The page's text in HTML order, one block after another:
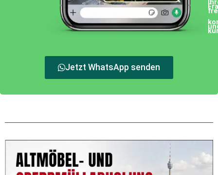
Jetzt WhatsApp senden